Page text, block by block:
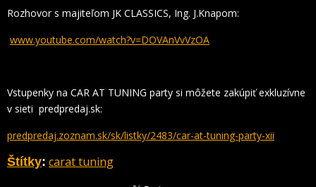
Rozhovor s majiteľom JK CLASSICS, Ing. J.Knapom:
www.youtube.com/watch?v=DOVAnVvVzOA
Vstupenky na CAR AT TUNING party si môžete zakúpiť exkluzívne
v sieti predpredaj.sk:
predpredaj.zoznam.sk/sk/listky/2483/car-at-tuning-party-xii
Štítky: carat tuning